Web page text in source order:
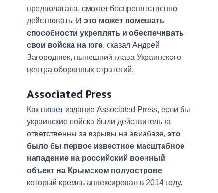
предполагала, сможет беспрепятственно
действовать. И это может помешать
способности укреплять и обеспечивать
свои войска на юге, сказал Андрей
Загороднюк, нынешний глава Украинского
центра оборонных стратегий.
Associated Press
Как пишет издание Associated Press, если бы
украинские войска были действительно
ответственны за взрывы на авиабазе, это
было бы первое известное масштабное
нападение на российский военный
объект на Крымском полуострове,
который кремль аннексировал в 2014 году.